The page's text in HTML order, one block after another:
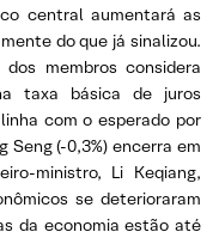
central aumentará as
do que já sinalizou.
membros considera
taxa básica de juros
com o esperado por
Seng (-0,3%) encerra em
ministro, Li Keqiang,
se deterioraram
da economia estão até